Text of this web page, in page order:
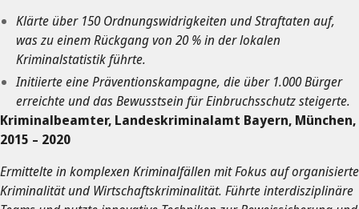
Klärte über 150 Ordnungswidrigkeiten und Straftaten auf,
was zu einem Rückgang von 20 % in der lokalen
Kriminalstatistik führte.
Initiierte eine Präventionskampagne, die über 1.000 Bürger
erreichte und das Bewusstsein für Einbruchsschutz steigerte.
Kriminalbeamter, Landeskriminalamt Bayern, München,
2015 – 2020
Ermittelte in komplexen Kriminalfällen mit Fokus auf organisierte
Kriminalität und Wirtschaftskriminalität. Führte interdisziplinäre